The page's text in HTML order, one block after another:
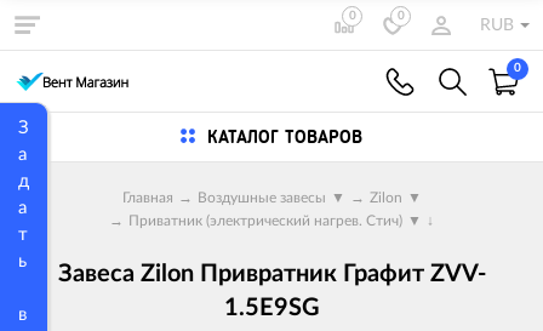
З
а
д
а
т
ь
в
0 0
RUB
0
КАТАЛОГ ТОВАРОВ
Главная → Воздушные завесы ▼ → Zilon ▼
→ Приватник (электрический нагрев. Стич) ▼ ↓
Завеса Zilon Привратник Графит ZVV-
1.5E9SG